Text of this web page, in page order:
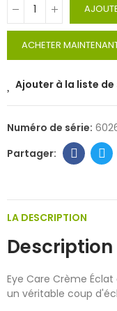
ACHETER
Ajouter à la liste
Numéro de série:
LA DESCRIPTION
Description
Eye Care Crème
un véritable coup